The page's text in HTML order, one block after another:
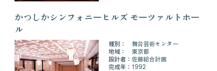
かつしかシンフォニーヒルズ モーツァルトホー
ル
種別：
舞台芸術センター
地域：
東京都
設計者： 佐藤総合計画
完成年： 1992